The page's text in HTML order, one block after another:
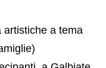
artistiche a tema